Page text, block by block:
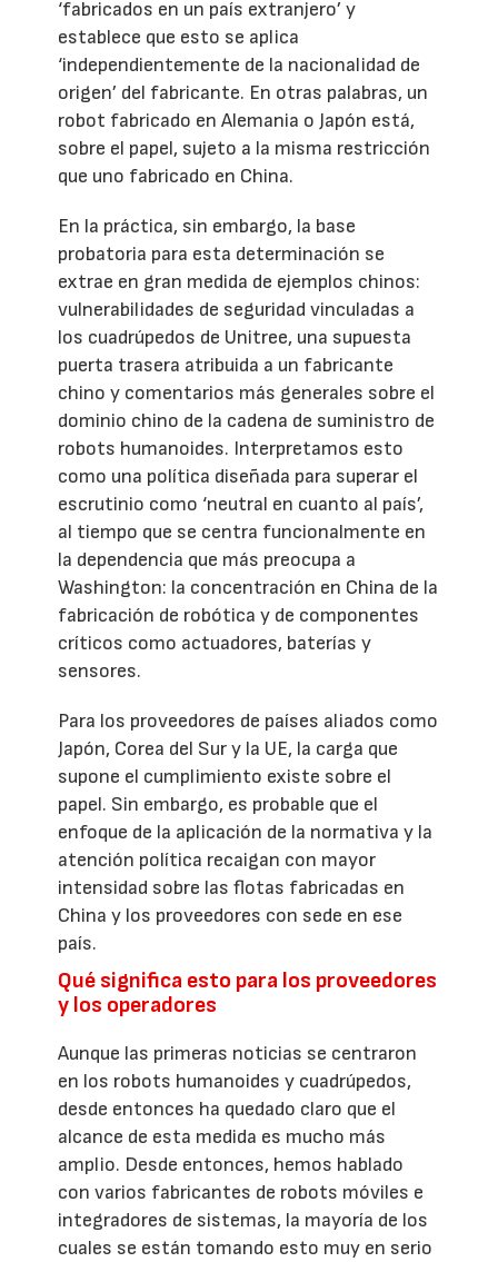
‘fabricados en un país extranjero’ y
establece que esto se aplica
‘independientemente de la nacionalidad de
origen’ del fabricante. En otras palabras, un
robot fabricado en Alemania o Japón está,
sobre el papel, sujeto a la misma restricción
que uno fabricado en China.
En la práctica, sin embargo, la base
probatoria para esta determinación se
extrae en gran medida de ejemplos chinos:
vulnerabilidades de seguridad vinculadas a
los cuadrúpedos de Unitree, una supuesta
puerta trasera atribuida a un fabricante
chino y comentarios más generales sobre el
dominio chino de la cadena de suministro de
robots humanoides. Interpretamos esto
como una política diseñada para superar el
escrutinio como ‘neutral en cuanto al país’,
al tiempo que se centra funcionalmente en
la dependencia que más preocupa a
Washington: la concentración en China de la
fabricación de robótica y de componentes
críticos como actuadores, baterías y
sensores.
Para los proveedores de países aliados como
Japón, Corea del Sur y la UE, la carga que
supone el cumplimiento existe sobre el
papel. Sin embargo, es probable que el
enfoque de la aplicación de la normativa y la
atención política recaigan con mayor
intensidad sobre las flotas fabricadas en
China y los proveedores con sede en ese
país.
Qué significa esto para los proveedores
y los operadores
Aunque las primeras noticias se centraron
en los robots humanoides y cuadrúpedos,
desde entonces ha quedado claro que el
alcance de esta medida es mucho más
amplio. Desde entonces, hemos hablado
con varios fabricantes de robots móviles e
integradores de sistemas, la mayoría de los
cuales se están tomando esto muy en serio